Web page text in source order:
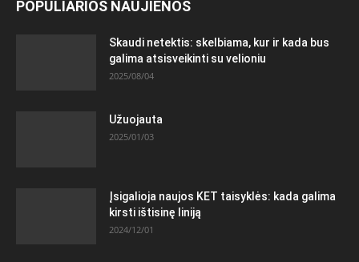
POPULIARIOS NAUJIENOS
Skaudi netektis: skelbiama, kur ir kada bus
galima atsisveikinti su velioniu
2025/08/04
Užuojauta
2025/01/03
Įsigalioja naujos KET taisyklės: kada galima
kirsti ištisinę liniją
2024/12/01